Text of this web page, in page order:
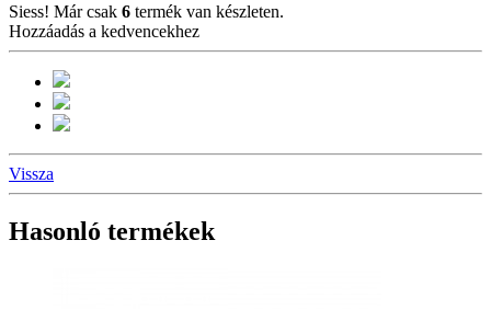
Siess! Már csak 6 termék van készleten.
Hozzáadás a kedvencekhez
Vissza
Hasonló termékek